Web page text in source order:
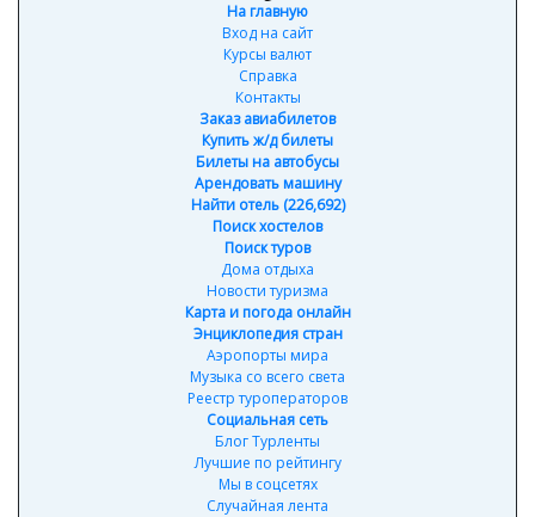
На главную
Вход на сайт
Курсы валют
Справка
Контакты
Заказ авиабилетов
Купить ж/д билеты
Билеты на автобусы
Арендовать машину
Найти отель (226,692)
Поиск хостелов
Поиск туров
Дома отдыха
Новости туризма
Карта и погода онлайн
Энциклопедия стран
Аэропорты мира
Музыка со всего света
Реестр туроператоров
Социальная сеть
Блог Турленты
Лучшие по рейтингу
Мы в соцсетях
Случайная лента